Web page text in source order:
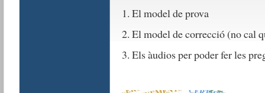
1. El model de prova
2. El model de correcció (no cal
3. Els àudios per poder fer les